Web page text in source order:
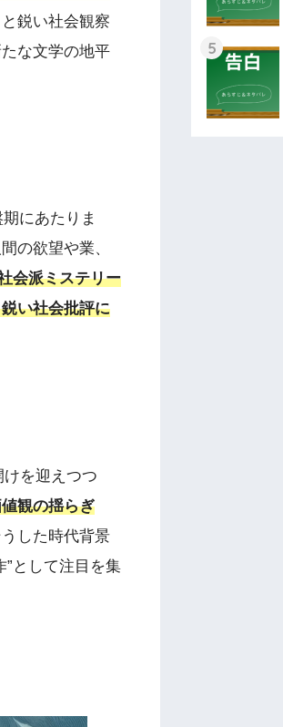
鋭い社会観察
な文学の地平
にあたりま
の欲望や業、
会派ミステリー
い社会批評に
けを迎えつつ
観の揺らぎ
した時代背景
”として注目を集
5